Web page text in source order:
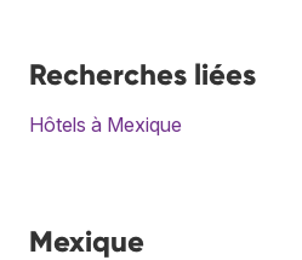
Recherches liées
Hôtels à Mexique
Mexique